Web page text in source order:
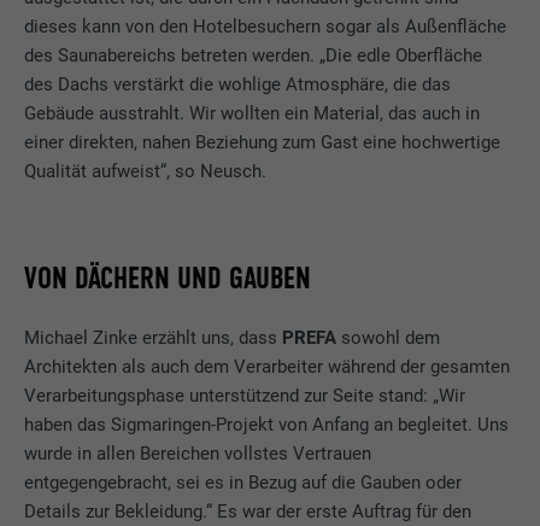
dieses kann von den Hotelbesuchern sogar als Außenfläche
des Saunabereichs betreten werden. „Die edle Oberfläche
des Dachs verstärkt die wohlige Atmosphäre, die das
Gebäude ausstrahlt. Wir wollten ein Material, das auch in
einer direkten, nahen Beziehung zum Gast eine hochwertige
Qualität aufweist“, so Neusch.
VON DÄCHERN UND GAUBEN
Michael Zinke erzählt uns, dass PREFA sowohl dem
Architekten als auch dem Verarbeiter während der gesamten
Verarbeitungsphase unterstützend zur Seite stand: „Wir
haben das Sigmaringen-Projekt von Anfang an begleitet. Uns
wurde in allen Bereichen vollstes Vertrauen
entgegengebracht, sei es in Bezug auf die Gauben oder
Details zur Bekleidung.“ Es war der erste Auftrag für den